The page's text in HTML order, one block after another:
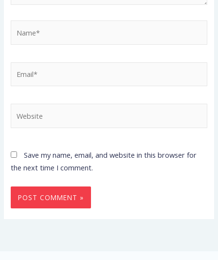
Save my name, email, and website in this browser for
the next time I comment.